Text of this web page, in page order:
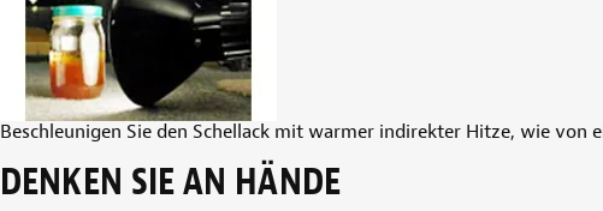
Beschleunigen Sie den Schellack mit warmer indirekter Hitze, wie von
DENKEN SIE AN HÄNDE